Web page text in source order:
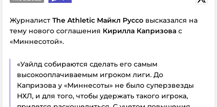
Журналист The Athletic Майкл Руссо высказался на
тему нового соглашения Кирилла Капризова с
«Миннесотой».
«Уайлд собираются сделать его самым
высокооплачиваемым игроком лиги. До
Капризова у «Миннесоты» не было суперзвезды
НХЛ, и для того, чтобы удержать такого игрока,